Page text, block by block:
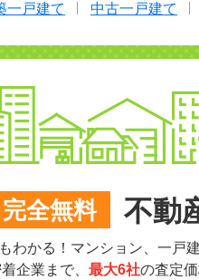
一戸建て 中古一戸建て
完全無料 不動
わかる！マンション、一戸
企業まで、 最大6社の査定